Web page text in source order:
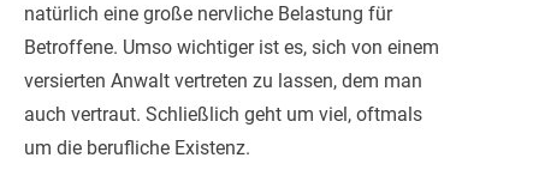
natürlich eine große nervliche Belastung für
Betroffene. Umso wichtiger ist es, sich von einem
versierten Anwalt vertreten zu lassen, dem man
auch vertraut. Schließlich geht um viel, oftmals
um die berufliche Existenz.